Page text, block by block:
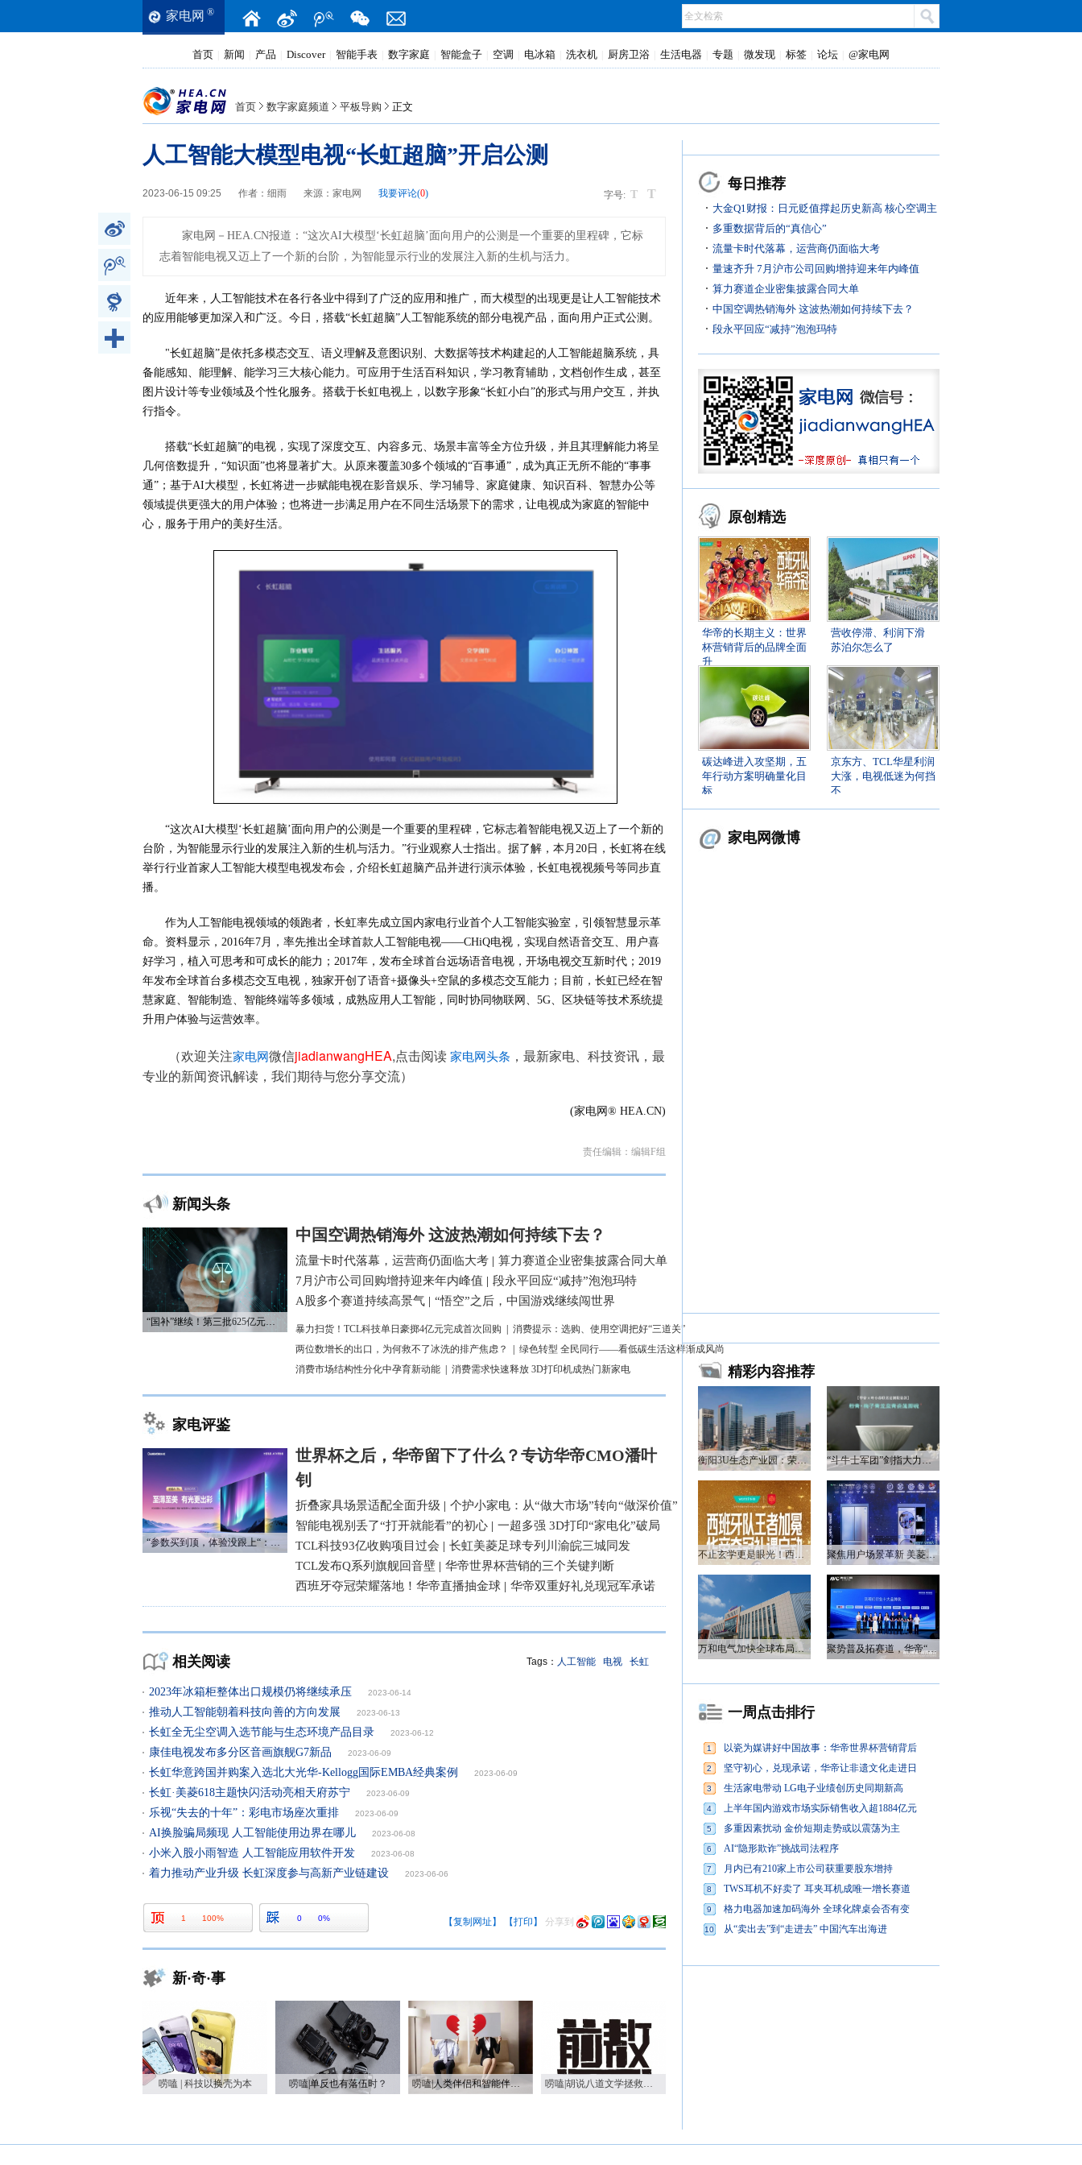
家电网 ®
首页 新闻 产品 Discover 智能手表 数字家庭 智能盒子 空调 电冰箱 洗衣机 厨房卫浴 生活电器 专题 微发现 标签 论坛 @家电网
首页 数字家庭频道 平板导购 正文
人工智能大模型电视“长虹超脑”开启公测
字号: T T
2023-06-15 09:25 作者： 细雨 来源： 家电网 我要评论(0)
家电网－HEA.CN报道： “这次AI大模型‘长虹超脑’面向用户的公测是一个重要的里程碑，它标
志着智能电视又迈上了一个新的台阶，为智能显示行业的发展注入新的生机与活力。
近年来，人工智能技术在各行各业中得到了广泛的应用和推广，而大模型的出现更是让人工智能技术
的应用能够更加深入和广泛。今日，搭载“长虹超脑”人工智能系统的部分电视产品，面向用户正式公测。
"长虹超脑”是依托多模态交互、语义理解及意图识别、大数据等技术构建起的人工智能超脑系统，具
备能感知、能理解、能学习三大核心能力。可应用于生活百科知识，学习教育辅助，文档创作生成，甚至
图片设计等专业领域及个性化服务。搭载于长虹电视上，以数字形象“长虹小白”的形式与用户交互，并执
行指令。
搭载“长虹超脑”的电视，实现了深度交互、内容多元、场景丰富等全方位升级，并且其理解能力将呈
几何倍数提升，“知识面”也将显著扩大。从原来覆盖30多个领域的“百事通”，成为真正无所不能的“事事
通”；基于AI大模型，长虹将进一步赋能电视在影音娱乐、学习辅导、家庭健康、知识百科、智慧办公等
领域提供更强大的用户体验；也将进一步满足用户在不同生活场景下的需求，让电视成为家庭的智能中
心，服务于用户的美好生活。
“这次AI大模型‘长虹超脑’面向用户的公测是一个重要的里程碑，它标志着智能电视又迈上了一个新的
台阶，为智能显示行业的发展注入新的生机与活力。”行业观察人士指出。据了解，本月20日，长虹将在线
举行行业首家人工智能大模型电视发布会，介绍长虹超脑产品并进行演示体验，长虹电视视频号等同步直
播。
作为人工智能电视领域的领跑者，长虹率先成立国内家电行业首个人工智能实验室，引领智慧显示革
命。资料显示，2016年7月，率先推出全球首款人工智能电视——CHiQ电视，实现自然语音交互、用户喜
好学习，植入可思考和可成长的能力；2017年，发布全球首台远场语音电视，开场电视交互新时代；2019
年发布全球首台多模态交互电视，独家开创了语音+摄像头+空鼠的多模态交互能力；目前，长虹已经在智
慧家庭、智能制造、智能终端等多领域，成熟应用人工智能，同时协同物联网、5G、区块链等技术系统提
升用户体验与运营效率。
（欢迎关注家电网微信jiadianwangHEA,点击阅读 家电网头条 ，最新家电、科技资讯，最
专业的新闻资讯解读，我们期待与您分享交流）
(家电网® HEA.CN)
责任编辑：编辑F组
新闻头条
“国补”继续！第三批625亿元资金已下达
中国空调热销海外 这波热潮如何持续下去？
流量卡时代落幕，运营商仍面临大考 | 算力赛道企业密集披露合同大单
7月沪市公司回购增持迎来年内峰值 | 段永平回应“减持”泡泡玛特
A股多个赛道持续高景气 | “悟空”之后，中国游戏继续闯世界
暴力扫货！TCL科技单日豪掷4亿元完成首次回购
消费提示：选购、使用空调把好“三道关”
两位数增长的出口，为何救不了冰洗的排产焦虑？
绿色转型 全民同行——看低碳生活这样渐成风尚
消费市场结构性分化中孕育新动能
消费需求快速释放 3D打印机成热门新家电
家电评鉴
“参数买到顶，体验没跟上“：长虹追光Q70S给高端电视打了个样
世界杯之后，华帝留下了什么？专访华帝CMO潘叶
钊
折叠家具场景适配全面升级 | 个护小家电：从“做大市场”转向“做深价值”
智能电视别丢了“打开就能看”的初心 | 一超多强 3D打印“家电化”破局
TCL科技93亿收购项目过会 | 长虹美菱足球专列川渝皖三城同发
TCL发布Q系列旗舰回音壁 | 华帝世界杯营销的三个关键判断
西班牙夺冠荣耀落地！华帝直播抽金球 | 华帝双重好礼兑现冠军承诺
相关阅读 Tags： 人工智能 电视 长虹
2023年冰箱柜整体出口规模仍将继续承压 2023-06-14
推动人工智能朝着科技向善的方向发展 2023-06-13
长虹全无尘空调入选节能与生态环境产品目录 2023-06-12
康佳电视发布多分区音画旗舰G7新品 2023-06-09
长虹华意跨国并购案入选北大光华-Kellogg国际EMBA经典案例 2023-06-09
长虹·美菱618主题快闪活动亮相天府苏宁 2023-06-09
乐视“失去的十年”：彩电市场座次重排 2023-06-09
AI换脸骗局频现 人工智能使用边界在哪儿 2023-06-08
小米入股小雨智造 人工智能应用软件开发 2023-06-08
着力推动产业升级 长虹深度参与高新产业链建设 2023-06-06
1 100% 0 0% 【复制网址】 【打印】 分享到
新·奇·事
唠嗑 | 科技以换壳为本 唠嗑|单反也有落伍时？ 唠嗑|人类伴侣和智能伴侣 哪个更好？ 唠嗑|胡说八道文学拯救春节尴尬症
每日推荐
大金Q1财报：日元贬值撑起历史新高 核心空调主
业盈利转弱
多重数据背后的“真信心”
流量卡时代落幕，运营商仍面临大考
量速齐升 7月沪市公司回购增持迎来年内峰值
算力赛道企业密集披露合同大单
中国空调热销海外 这波热潮如何持续下去？
段永平回应“减持”泡泡玛特
原创精选
华帝的长期主义：世界
杯营销背后的品牌全面
升
营收停滞、利润下滑
苏泊尔怎么了
碳达峰进入攻坚期，五
年行动方案明确量化目
标
京东方、TCL华星利润
大涨，电视低迷为何挡
不
家电网微博
精彩内容推荐
衡阳3U生态产业园：荣电集团的政企合作新答卷 “斗牛士军团”剑指大力神杯，华帝以“一瓷一金”静候荣光
不止玄学更是眼光！西班牙队夺冠，华帝火速官宣启动兑奖福利 聚焦用户场景革新 美菱产品创新打造差异化居家体验
万和电气加快全球布局，海外营收占比升至四成 聚势普及拓赛道，华帝“亮剑”洗碗机峰会，破局存量换新
一周点击排行
1 以瓷为媒讲好中国故事：华帝世界杯营销背后
2 坚守初心，兑现承诺，华帝让非遗文化走进日
3 生活家电带动 LG电子业绩创历史同期新高
4 上半年国内游戏市场实际销售收入超1884亿元
5 多重因素扰动 金价短期走势或以震荡为主
6 AI“隐形欺诈”挑战司法程序
7 月内已有210家上市公司获重要股东增持
8 TWS耳机不好卖了 耳夹耳机成唯一增长赛道
9 格力电器加速加码海外 全球化牌桌会否有变
10 从“卖出去”到“走进去” 中国汽车出海进